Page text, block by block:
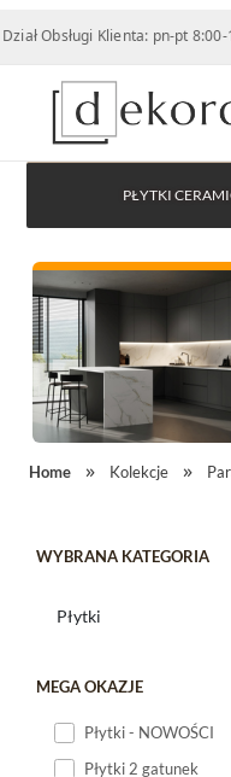
Klienta: pn-pt 8:00-17:00,
PŁYTKI
Home Kolekcje
WYBRANA KATEGORIA
MEGA OKAZJE
Płytki - NOWOŚCI
Płytki 2 gatunek